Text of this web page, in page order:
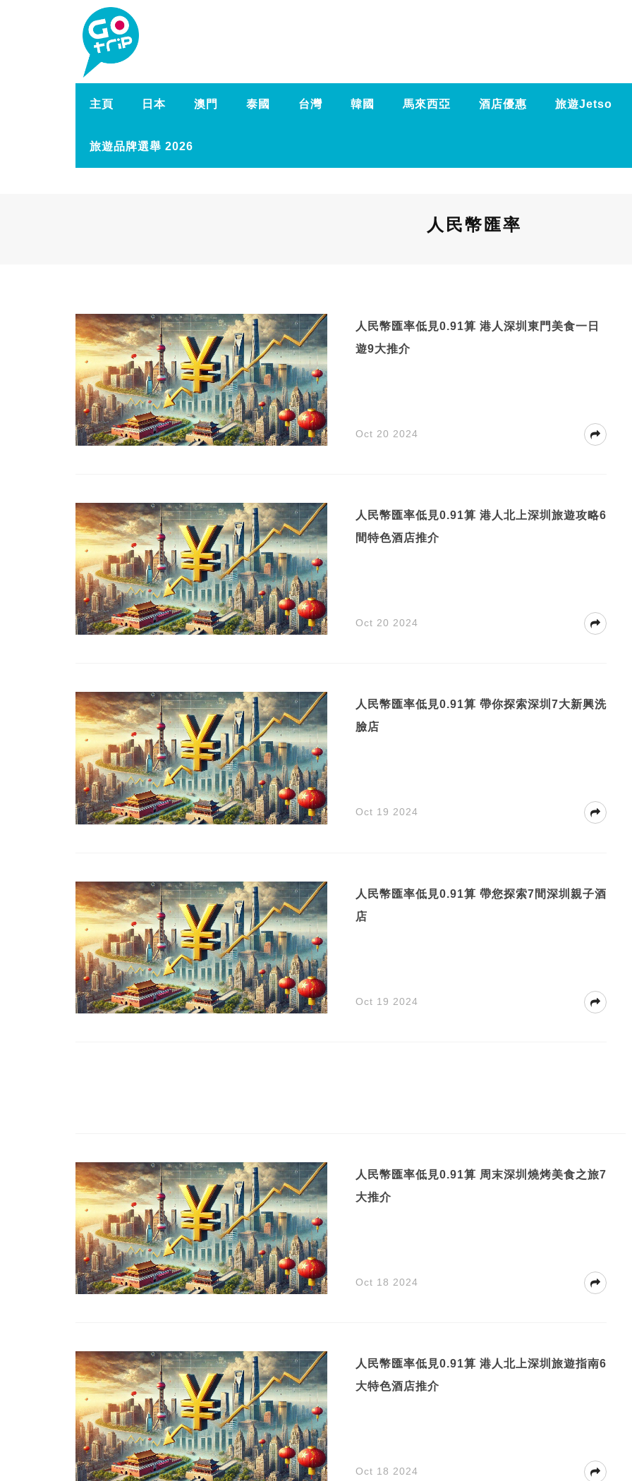
主頁 日本 澳門 泰國 台灣 韓國 馬來西亞 酒店優惠 旅遊Jetso
旅遊品牌選舉 2026
人民幣匯率
人民幣匯率低見0.91算 港人深圳東門美食一日
遊9大推介
Oct 20 2024
人民幣匯率低見0.91算 港人北上深圳旅遊攻略6
間特色酒店推介
Oct 20 2024
人民幣匯率低見0.91算 帶你探索深圳7大新興洗
臉店
Oct 19 2024
人民幣匯率低見0.91算 帶您探索7間深圳親子酒
店
Oct 19 2024
人民幣匯率低見0.91算 周末深圳燒烤美食之旅7
大推介
Oct 18 2024
人民幣匯率低見0.91算 港人北上深圳旅遊指南6
大特色酒店推介
Oct 18 2024